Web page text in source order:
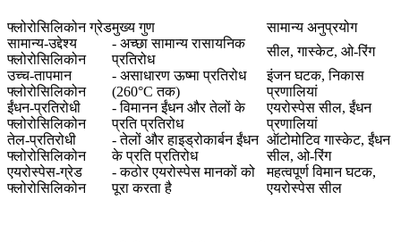
फ्लोरोसिलिकोन ग्रेडमुख्य गुण
सामान्य अनुप्रयोग
सामान्य-उद्देश्य
फ्लोरोसिलिकोन
- अच्छा सामान्य रासायनिक
प्रतिरोध
सील, गास्केट, ओ-रिंग
उच्च-तापमान
फ्लोरोसिलिकोन
- असाधारण ऊष्मा प्रतिरोध
(260°C तक)
इंजन घटक, निकास
प्रणालियां
ईंधन-प्रतिरोधी
फ्लोरोसिलिकोन
- विमानन ईंधन और तेलों के
प्रति प्रतिरोध
एयरोस्पेस सील, ईंधन
प्रणालियां
तेल-प्रतिरोधी
फ्लोरोसिलिकोन
- तेलों और हाइड्रोकार्बन ईंधन
के प्रति प्रतिरोध
ऑटोमोटिव गास्केट, ईंधन
सील, ओ-रिंग
एयरोस्पेस-ग्रेड
फ्लोरोसिलिकोन
- कठोर एयरोस्पेस मानकों को
पूरा करता है
महत्वपूर्ण विमान घटक,
एयरोस्पेस सील